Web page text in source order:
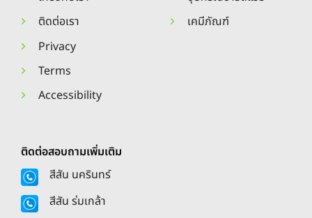
ติดต่อเรา
เคมีภัณฑ์
Privacy
Terms
Accessibility
ติดต่อสอบถามเพิ่มเติม
สีสัน นครินทร์
สีสัน ร่มเกล้า